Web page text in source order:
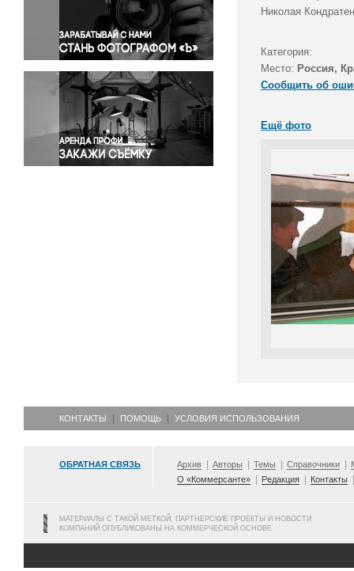
Правосудие
Происшествия и конфликты
Религия
Светская жизнь
Спорт
Экология
Экономика и бизнес
Николая
Категория:
Место: Россия,
Сообщить об
Ещё фото
КОНТАКТЫ ПОМОЩЬ УСЛОВИЯ ИСПОЛЬЗОВАНИЯ
ОБРАТНАЯ СВЯЗЬ Архив Авторы Темы Справочники
О «Коммерсанте»
Редакция Контакты
МАТЕРИАЛЫ С ТАКОЙ МЕТКОЙ, ПАРТНЕРСКИЕ ПРОЕКТЫ И НОВОСТИ
КОМПАНИЙ ОПУБЛИКОВАНЫ НА КОММЕРЧЕСКОЙ ОСНОВЕ